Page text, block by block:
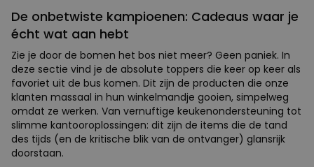
De onbetwiste kampioenen: Cadeaus waar je
écht wat aan hebt
Zie je door de bomen het bos niet meer? Geen paniek. In
deze sectie vind je de absolute toppers die keer op keer als
favoriet uit de bus komen. Dit zijn de producten die onze
klanten massaal in hun winkelmandje gooien, simpelweg
omdat ze werken. Van vernuftige keukenondersteuning tot
slimme kantooroplossingen: dit zijn de items die de tand
des tijds (en de kritische blik van de ontvanger) glansrijk
doorstaan.